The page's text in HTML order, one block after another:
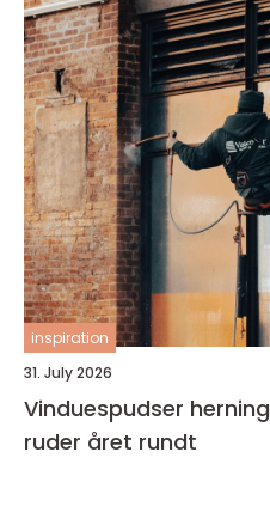
inspiration
31. July 2026
Vinduespudser herning sådan får du klare
ruder året rundt